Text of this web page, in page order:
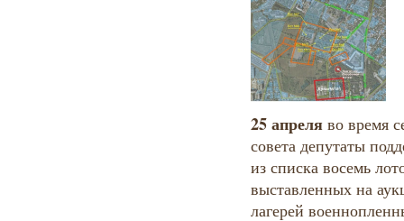
25 апреляво время
совета депутаты
из списка восемь
выставленных на
лагерей